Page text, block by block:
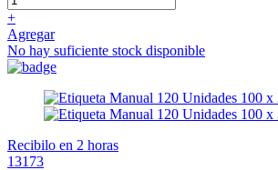
+
Agregar
No hay suficiente stock disponible
Recibilo en 2 horas
13173